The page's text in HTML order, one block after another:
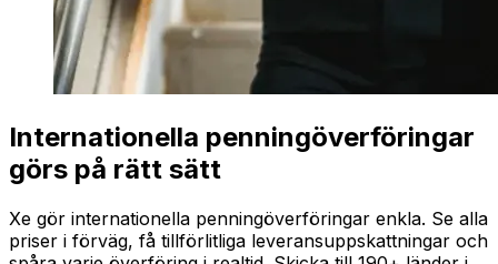
Internationella penningöverföringar
görs på rätt sätt
Xe gör internationella penningöverföringar enkla. Se alla
priser i förväg, få tillförlitliga leveransuppskattningar och